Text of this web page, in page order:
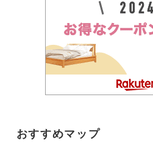
おすすめマップ